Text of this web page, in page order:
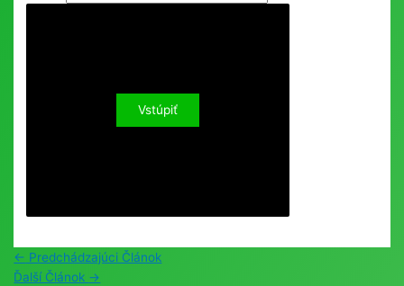
Post
navigation
← Predchádzajúci Článok
Ďalší Článok →